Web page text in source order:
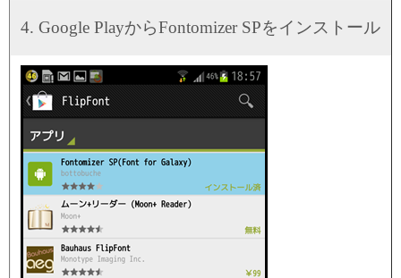
4. Google PlayからFontomizer SPをインストール